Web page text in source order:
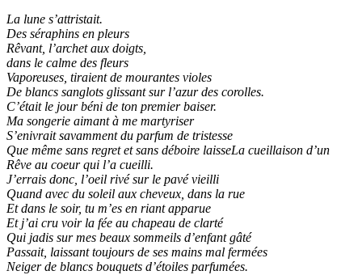
La lune s’attristait.
Des séraphins en pleurs
Rêvant, l’archet aux doigts,
dans le calme des fleurs
Vaporeuses, tiraient de mourantes violes
De blancs sanglots glissant sur l’azur des corolles.
C’était le jour béni de ton premier baiser.
Ma songerie aimant à me martyriser
S’enivrait savamment du parfum de tristesse
Que même sans regret et sans déboire laisseLa cueillaison d’un
Rêve au coeur qui l’a cueilli.
J’errais donc, l’oeil rivé sur le pavé vieilli
Quand avec du soleil aux cheveux, dans la rue
Et dans le soir, tu m’es en riant apparue
Et j’ai cru voir la fée au chapeau de clarté
Qui jadis sur mes beaux sommeils d’enfant gâté
Passait, laissant toujours de ses mains mal fermées
Neiger de blancs bouquets d’étoiles parfumées.